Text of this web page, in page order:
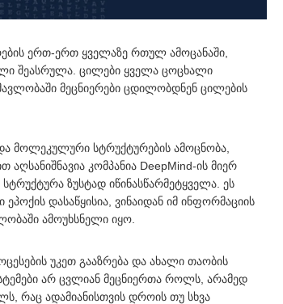
ერთ-ერთ ყველაზე რთულ ამოცანაში,
შეასრულა. ცილები ყველა ცოცხალი
მეცნიერები ცდილობდნენ ცილების
მოლეკულური სტრუქტურების ამოცნობა,
კომპანია DeepMind-ის მიერ
ზუსტად იწინასწარმეტყველა. ეს
დასაწყისია, ვინაიდან იმ ინფორმაციის
ამოუხსნელი იყო.
უკეთ გააზრება და ახალი თაობის
არ ცვლიან მეცნიერთა როლს, არამედ
რაც ადამიანისთვის დროის თუ სხვა